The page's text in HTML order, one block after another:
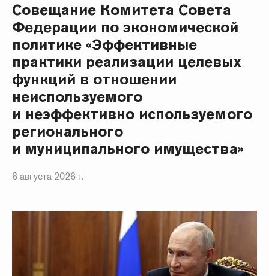
Совещание Комитета Совета
Федерации по экономической
политике «Эффективные
практики реализации целевых
функций в отношении
неиспользуемого
и неэффективно используемого
регионального
и муниципального имущества»
6 августа 2026 г.